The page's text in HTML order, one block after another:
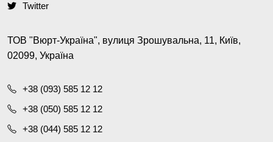
Twitter
ТОВ "Вюрт-Україна", вулиця Зрошувальна, 11, Київ,
02099, Україна
+38 (093) 585 12 12
+38 (050) 585 12 12
+38 (044) 585 12 12